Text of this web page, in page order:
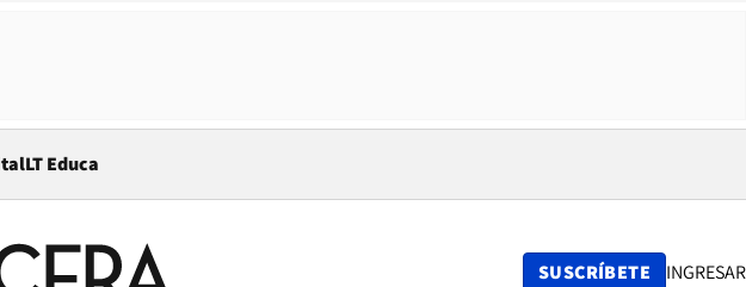
Opens in new window
LT Educa
SUSCRÍBETE INGRESAR